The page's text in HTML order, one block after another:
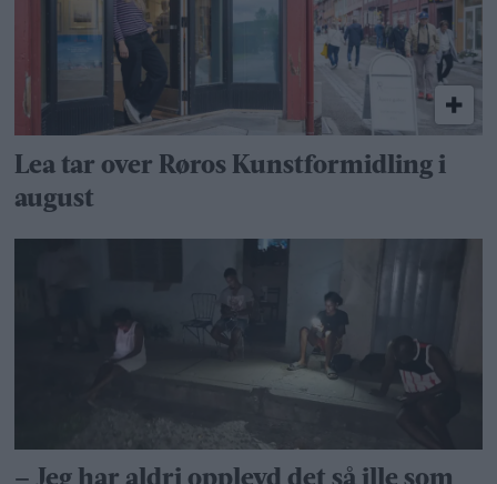
Lea tar over Røros Kunstformidling i
august